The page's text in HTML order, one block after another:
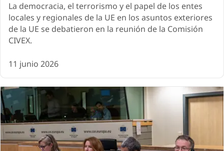
La democracia, el terrorismo y el papel de los entes
locales y regionales de la UE en los asuntos exteriores
de la UE se debatieron en la reunión de la Comisión
CIVEX.
11 junio 2026